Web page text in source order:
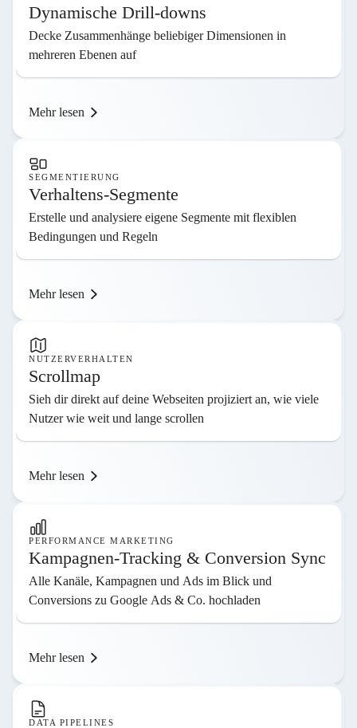
Dynamische Drill-downs
Decke Zusammenhänge beliebiger Dimensionen in
mehreren Ebenen auf
Mehr lesen
SEGMENTIERUNG
Verhaltens-Segmente
Erstelle und analysiere eigene Segmente mit flexiblen
Bedingungen und Regeln
Mehr lesen
NUTZERVERHALTEN
Scrollmap
Sieh dir direkt auf deine Webseiten projiziert an, wie viele
Nutzer wie weit und lange scrollen
Mehr lesen
PERFORMANCE MARKETING
Kampagnen-Tracking & Conversion Sync
Alle Kanäle, Kampagnen und Ads im Blick und
Conversions zu Google Ads & Co. hochladen
Mehr lesen
DATA PIPELINES